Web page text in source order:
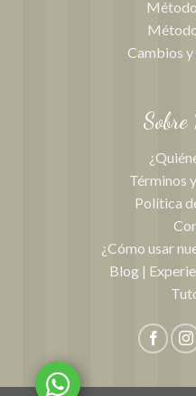
Cambios
Sobre
Términos
Política
¿Cómo usar
Blog |